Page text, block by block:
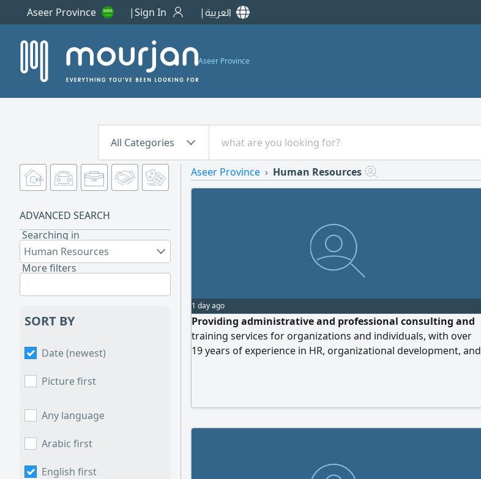
Aseer Province Sign In العربية
Aseer Province
All Categories
ADVANCED SEARCH
Searching in
Human Resources
More filters
SORT BY
Date (newest)
Picture first
Any language
Arabic first
English first
Aseer Province Human Resources
1 day ago
Providing administrative and professional consulting and
training services for organizations and individuals, with over
19 years of experience in HR, organizational development, and